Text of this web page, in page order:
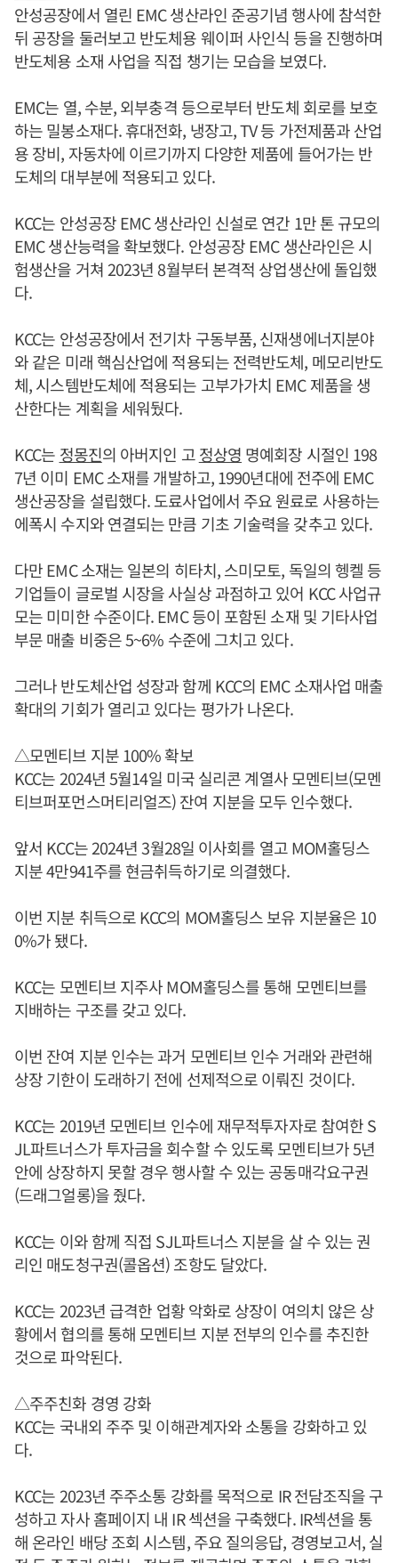
안성공장에서 열린 EMC 생산라인 준공기념 행사에 참석한
뒤 공장을 둘러보고 반도체용 웨이퍼 사인식 등을 진행하며
반도체용 소재 사업을 직접 챙기는 모습을 보였다.
EMC는 열, 수분, 외부충격 등으로부터 반도체 회로를 보호
하는 밀봉소재다. 휴대전화, 냉장고, TV 등 가전제품과 산업
용 장비, 자동차에 이르기까지 다양한 제품에 들어가는 반
도체의 대부분에 적용되고 있다.
KCC는 안성공장 EMC 생산라인 신설로 연간 1만 톤 규모의
EMC 생산능력을 확보했다. 안성공장 EMC 생산라인은 시
험생산을 거쳐 2023년 8월부터 본격적 상업생산에 돌입했
다.
KCC는 안성공장에서 전기차 구동부품, 신재생에너지분야
와 같은 미래 핵심산업에 적용되는 전력반도체, 메모리반도
체, 시스템반도체에 적용되는 고부가가치 EMC 제품을 생
산한다는 계획을 세워뒀다.
KCC는 정몽진의 아버지인 고정상영 명예회장 시절인 198
7년 이미 EMC 소재를 개발하고, 1990년대에 전주에 EMC
생산공장을 설립했다. 도료사업에서 주요 원료로 사용하는
에폭시 수지와 연결되는 만큼 기초 기술력을 갖추고 있다.
다만 EMC 소재는 일본의 히타치, 스미모토, 독일의 헹켈 등
기업들이 글로벌 시장을 사실상 과점하고 있어 KCC 사업규
모는 미미한 수준이다. EMC 등이 포함된 소재 및 기타사업
부문 매출 비중은 5~6% 수준에 그치고 있다.
그러나 반도체산업 성장과 함께 KCC의 EMC 소재사업 매출
확대의 기회가 열리고 있다는 평가가 나온다.
△모멘티브 지분 100% 확보
KCC는 2024년 5월14일 미국 실리콘 계열사 모멘티브(모멘
티브퍼포먼스머티리얼즈) 잔여 지분을 모두 인수했다.
앞서 KCC는 2024년 3월28일 이사회를 열고 MOM홀딩스
지분 4만941주를 현금취득하기로 의결했다.
이번 지분 취득으로 KCC의 MOM홀딩스 보유 지분율은 10
0%가 됐다.
KCC는 모멘티브 지주사 MOM홀딩스를 통해 모멘티브를
지배하는 구조를 갖고 있다.
이번 잔여 지분 인수는 과거 모멘티브 인수 거래와 관련해
상장 기한이 도래하기 전에 선제적으로 이뤄진 것이다.
KCC는 2019년 모멘티브 인수에 재무적투자자로 참여한 S
JL파트너스가 투자금을 회수할 수 있도록 모멘티브가 5년
안에 상장하지 못할 경우 행사할 수 있는 공동매각요구권
(드래그얼롱)을 줬다.
KCC는 이와 함께 직접 SJL파트너스 지분을 살 수 있는 권
리인 매도청구권(콜옵션) 조항도 달았다.
KCC는 2023년 급격한 업황 악화로 상장이 여의치 않은 상
황에서 협의를 통해 모멘티브 지분 전부의 인수를 추진한
것으로 파악된다.
△주주친화 경영 강화
KCC는 국내외 주주 및 이해관계자와 소통을 강화하고 있
다.
KCC는 2023년 주주소통 강화를 목적으로 IR 전담조직을 구
성하고 자사 홈페이지 내 IR 섹션을 구축했다. IR섹션을 통
해 온라인 배당 조회 시스템, 주요 질의응답, 경영보고서, 실